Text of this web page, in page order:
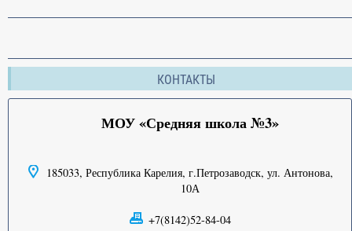
КОНТАКТЫ
МОУ «Средняя школа №3»
185033, Республика Карелия, г.Петрозаводск, ул. Антонова,
10А
+7(8142)52-84-04